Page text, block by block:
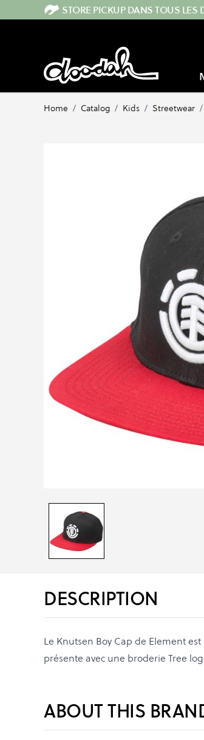
Skip to ContentSTORE PICKUP DANS TOUS LES
Home / Catalog / Kids / Streetwear /
DESCRIPTION
Le Knutsen Boy Cap de Element
présente avec une broderie Tree
ABOUT THIS